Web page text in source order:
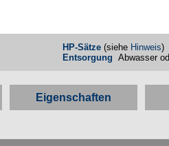
HP-Sätze (siehe Hinweis)
Entsorgung Abwasser
Eigenschaften